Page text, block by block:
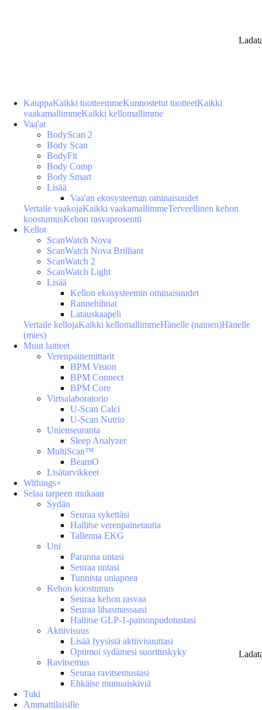
KauppaKaikki tuotteemmeKunnostetut tuotteetKaikki
vaakamallimmeKaikki kellomallimme
Vaa'at
BodyScan 2
Body Scan
BodyFit
Body Comp
Body Smart
Lisää
Vaa'an ekosysteemin ominaisuudet
Vertaile vaakojaKaikki vaakamallimmeTerveellinen kehon
koostumusKehon rasvaprosentti
Kellot
ScanWatch Nova
ScanWatch Nova Brilliant
ScanWatch 2
ScanWatch Light
Lisää
Kellon ekosysteemin ominaisuudet
Rannehihnat
Latauskaapeli
Vertaile kellojaKaikki kellomallimmeHänelle (nainen)Hänelle
(mies)
Muut laitteet
Verenpainemittarit
BPM Vision
BPM Connect
BPM Core
Virtsalaboratorio
U-Scan Calci
U-Scan Nutrio
Unienseuranta
Sleep Analyzer
MultiScan™
BeamO
Lisätarvikkeet
Withings+
Selaa tarpeen mukaan
Sydän
Seuraa sykettäsi
Hallitse verenpainetautia
Tallenna EKG
Uni
Paranna untasi
Seuraa untasi
Tunnista uniapnea
Kehon koostumus
Seuraa kehon rasvaa
Seuraa lihasmassaasi
Hallitse GLP-1-painonpudotustasi
Aktiivisuus
Lisää fyysistä aktiivisuuttasi
Optimoi sydämesi suorituskyky
Ravitsemus
Seuraa ravitsemustasi
Ehkäise munuaiskiviä
Tuki
Ammattilaisille